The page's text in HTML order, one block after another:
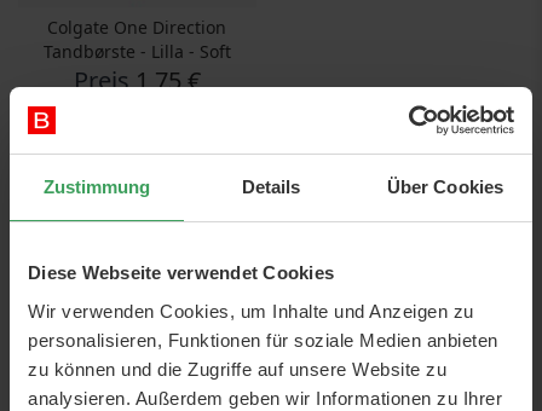
Zustimmung Details Über Cookies
Diese Webseite verwendet Cookies
Wir verwenden Cookies, um Inhalte und Anzeigen zu
personalisieren, Funktionen für soziale Medien anbieten
zu können und die Zugriffe auf unsere Website zu
analysieren. Außerdem geben wir Informationen zu Ihrer
Colgate One Direction
Tandbørste - Lilla - Soft
Preis1,75 €